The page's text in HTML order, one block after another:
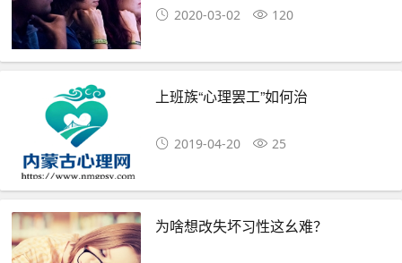
2020-03-02 120
上班族“心理罢工”如何治
2019-04-20 25
为啥想改失坏习性这幺难？